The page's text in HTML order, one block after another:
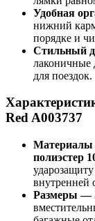
Удобная
нижний
порядке и
Стильный
лаконичные
для поездок.
Red A003737
Материалы
полиэстер
внутренней
Размеры —